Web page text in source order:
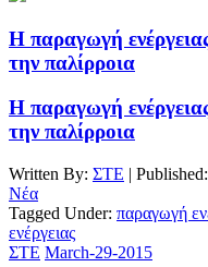
Η παραγωγή
την παλίρροια
Η παραγωγή
την παλίρροια
Written By: ΣΤΕ | Published:
Νέα
Tagged Under: παραγωγή
ενέργειας
ΣΤΕ March-29-2015